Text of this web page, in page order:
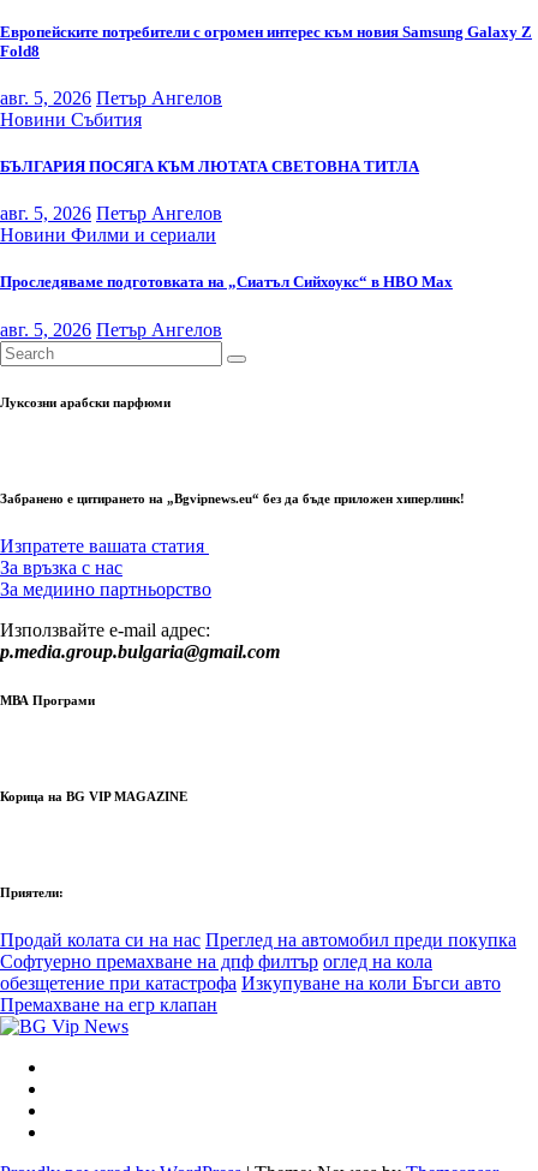
Европейските потребители с огромен интерес към новия Samsung Galaxy Z
Fold8
авг. 5, 2026 Петър Ангелов
Новини Събития
БЪЛГАРИЯ ПОСЯГА КЪМ ЛЮТАТА СВЕТОВНА ТИТЛА
авг. 5, 2026 Петър Ангелов
Новини Филми и сериали
Проследяваме подготовката на „Сиатъл Сийхоукс“ в HBO Max
авг. 5, 2026 Петър Ангелов
Луксозни арабски парфюми
Забранено е цитирането на „Bgvipnews.eu“ без да бъде приложен хиперлинк!
Изпратете вашата статия
За връзка с нас
За медиино партньорство
Използвайте e-mail адрес:
p.media.group.bulgaria@gmail.com
МВА Програми
Корица на BG VIP MAGAZINE
Приятели:
Продай колата си на нас Преглед на автомобил преди покупка
Софтуерно премахване на дпф филтър оглед на кола
обезщетение при катастрофа Изкупуване на коли Бъгси авто
Премахване на егр клапан